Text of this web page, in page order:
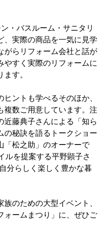
・バスルーム・サニタリ
、実際の商品を一気に見学
がらリフォーム会社と話が
やすく実際のリフォームに
す。
ントも学べるそのほか、
複数ご用意しています。注
近藤典子さんによる「知ら
の秘訣を語るトークショー
「松之助」のオーナーで
ルを提案する平野顕子さ
分らしく楽しく豊かな暮
のための大型イベント、
ォームまつり」に、ぜひご